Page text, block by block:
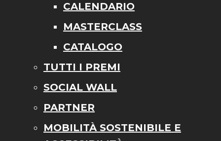
CALENDARIO
MASTERCLASS
CATALOGO
TUTTI I PREMI
SOCIAL WALL
PARTNER
MOBILITÀ SOSTENIBILE E